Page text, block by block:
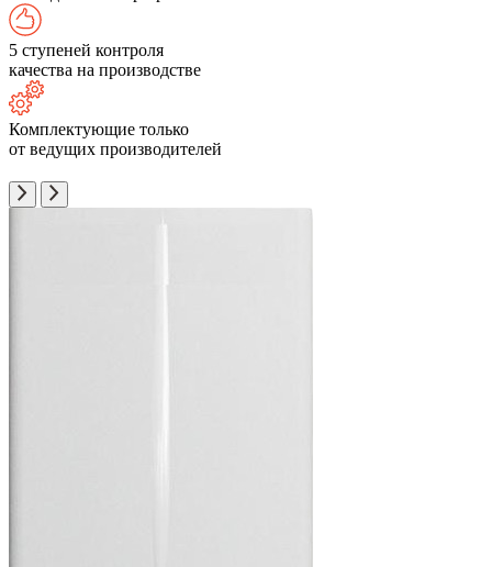
5 ступеней контроля
качества на производстве
Комплектующие только
от ведущих производителей